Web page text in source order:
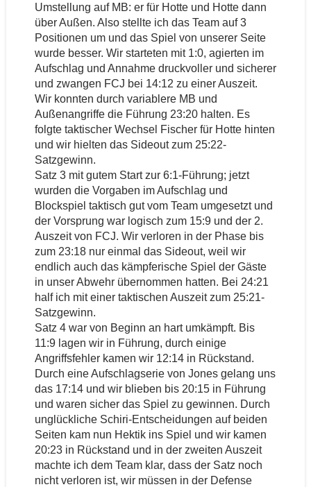
Umstellung auf MB: er für Hotte und Hotte dann
über Außen. Also stellte ich das Team auf 3
Positionen um und das Spiel von unserer Seite
wurde besser. Wir starteten mit 1:0, agierten im
Aufschlag und Annahme druckvoller und sicherer
und zwangen FCJ bei 14:12 zu einer Auszeit.
Wir konnten durch variablere MB und
Außenangriffe die Führung 23:20 halten. Es
folgte taktischer Wechsel Fischer für Hotte hinten
und wir hielten das Sideout zum 25:22-
Satzgewinn.
Satz 3 mit gutem Start zur 6:1-Führung; jetzt
wurden die Vorgaben im Aufschlag und
Blockspiel taktisch gut vom Team umgesetzt und
der Vorsprung war logisch zum 15:9 und der 2.
Auszeit von FCJ. Wir verloren in der Phase bis
zum 23:18 nur einmal das Sideout, weil wir
endlich auch das kämpferische Spiel der Gäste
in unser Abwehr übernommen hatten. Bei 24:21
half ich mit einer taktischen Auszeit zum 25:21-
Satzgewinn.
Satz 4 war von Beginn an hart umkämpft. Bis
11:9 lagen wir in Führung, durch einige
Angriffsfehler kamen wir 12:14 in Rückstand.
Durch eine Aufschlagserie von Jones gelang uns
das 17:14 und wir blieben bis 20:15 in Führung
und waren sicher das Spiel zu gewinnen. Durch
unglückliche Schiri-Entscheidungen auf beiden
Seiten kam nun Hektik ins Spiel und wir kamen
20:23 in Rückstand und in der zweiten Auszeit
machte ich dem Team klar, dass der Satz noch
nicht verloren ist, wir müssen in der Defense